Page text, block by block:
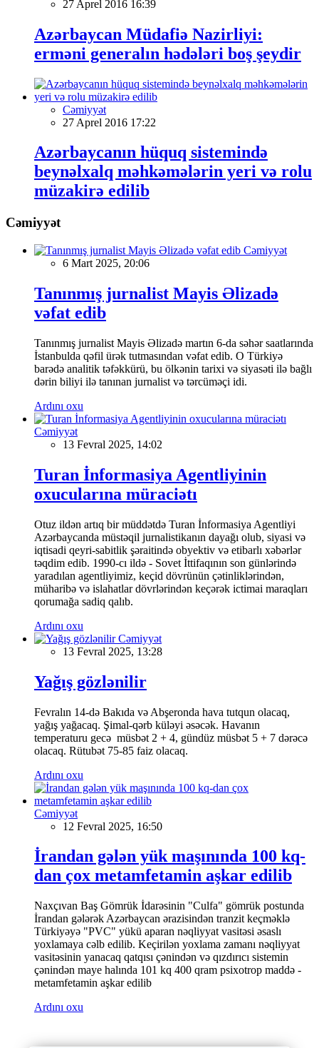
27 Aprel 2016 16:39
Azərbaycan Müdafiə Nazirliyi:
erməni generalın hədələri boş şeydir
Cəmiyyət
27 Aprel 2016 17:22
Azərbaycanın hüquq sistemində
beynəlxalq məhkəmələrin yeri və rolu
müzakirə edilib
Cəmiyyət
Cəmiyyət
6 Mart 2025, 20:06
Tanınmış jurnalist Mayis Əlizadə
vəfat edib
Tanınmış jurnalist Mayis Əlizadə martın 6-da səhər saatlarında
İstanbulda qəfil ürək tutmasından vəfat edib. O Türkiyə
barədə analitik təfəkkürü, bu ölkənin tarixi və siyasəti ilə bağlı
dərin biliyi ilə tanınan jurnalist və tərcüməçi idi.
Ardını oxu
Cəmiyyət
13 Fevral 2025, 14:02
Turan İnformasiya Agentliyinin
oxucularına müraciətı
Otuz ildən artıq bir müddətdə Turan İnformasiya Agentliyi
Azərbaycanda müstəqil jurnalistikanın dayağı olub, siyasi və
iqtisadi qeyri-sabitlik şəraitində obyektiv və etibarlı xəbərlər
təqdim edib. 1990-cı ildə - Sovet İttifaqının son günlərində
yaradılan agentliyimiz, keçid dövrünün çətinliklərindən,
müharibə və islahatlar dövrlərindən keçərək ictimai maraqları
qorumağa sadiq qalıb.
Ardını oxu
Cəmiyyət
13 Fevral 2025, 13:28
Yağış gözlənilir
Fevralın 14-də Bakıda və Abşeronda hava tutqun olacaq,
yağış yağacaq. Şimal-qərb küləyi əsəcək. Havanın
temperaturu gecə müsbət 2 + 4, gündüz müsbət 5 + 7 dərəcə
olacaq. Rütubət 75-85 faiz olacaq.
Ardını oxu
Cəmiyyət
12 Fevral 2025, 16:50
İrandan gələn yük maşınında 100 kq-
dan çox metamfetamin aşkar edilib
Naxçıvan Baş Gömrük İdarəsinin "Culfa" gömrük postunda
İrandan gələrək Azərbaycan ərazisindən tranzit keçməklə
Türkiyəyə "PVC" yükü aparan nəqliyyat vasitəsi əsaslı
yoxlamaya cəlb edilib. Keçirilən yoxlama zamanı nəqliyyat
vasitəsinin yanacaq qatqısı çənindən və qızdırıcı sistemin
çənindən maye halında 101 kq 400 qram psixotrop maddə -
metamfetamin aşkar edilib
Ardını oxu